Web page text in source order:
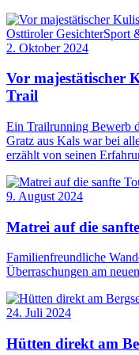
Osttiroler GesichterSport
2. Oktober 2024
Vor majestätischer
Trail
Ein Trailrunning Bewerb
Gratz aus Kals war bei
erzählt von seinen
9. August 2024
Matrei auf die
Familienfreundliche
Überraschungen am
24. Juli 2024
Hütten direkt am